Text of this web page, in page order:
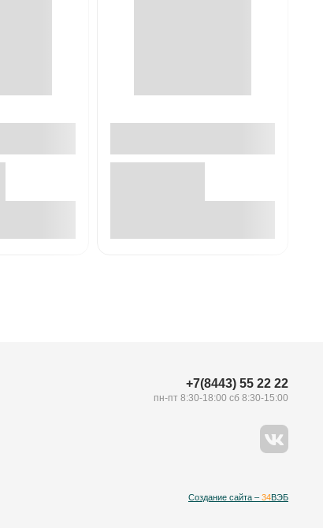
+7(8443) 55 22 22
пн-пт 8:30-18:00 сб 8:30-15:00
Создание сайта – 34ВЭБ